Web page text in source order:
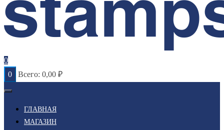
0
0
Всего: 0,00 ₽
ГЛАВНАЯ
МАГАЗИН